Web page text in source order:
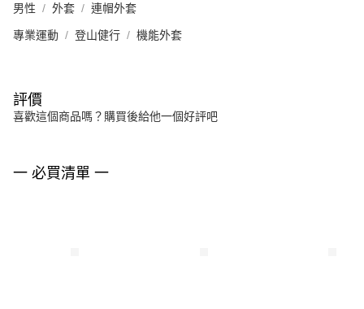
男性 外套 連帽外套
專業運動 登山健行 機能外套
評價
喜歡這個商品嗎？購買後給他一個好評吧
一 必買清單 一